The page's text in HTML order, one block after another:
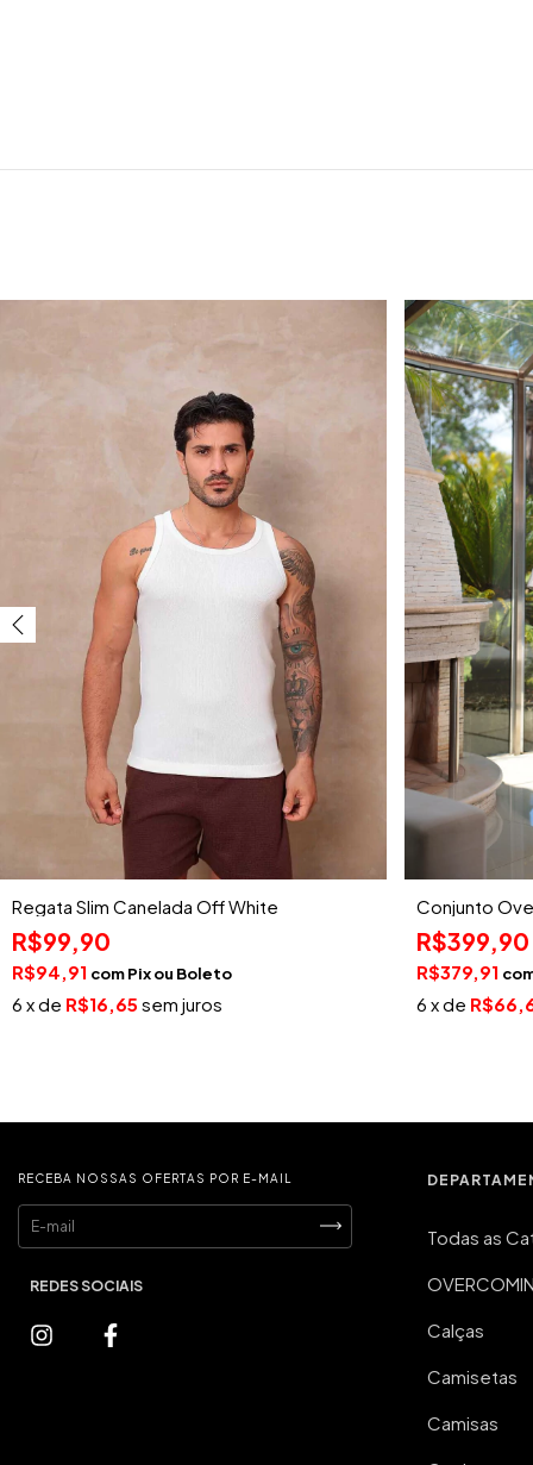
Regata Slim Canelada Off White
R$99,90
R$94,91 comPix
6 x de R$16,65 sem juros
Conjunto
R$399,90
R$379,91
6 x de
RECEBA NOSSAS OFERTAS POR E-MAIL
Todas as
Calças
Camisetas
Camisas